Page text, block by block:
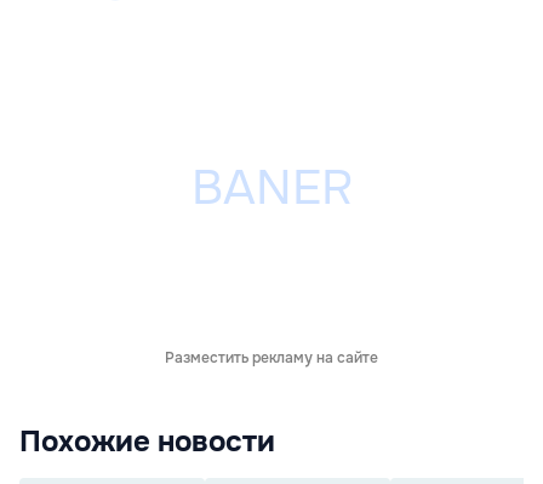
Разместить рекламу на сайте
Похожие новости